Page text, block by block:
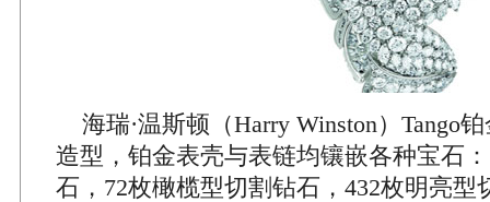
海瑞·温斯顿（Harry Winston）Tango
造型，铂金表壳与表链均镶嵌各种宝石
石，72枚橄榄型切割钻石，432枚明亮型